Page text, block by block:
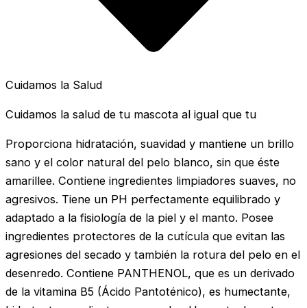
Cuidamos la Salud
Cuidamos la salud de tu mascota al igual que tu
Proporciona hidratación, suavidad y mantiene un brillo
sano y el color natural del pelo blanco, sin que éste
amarillee. Contiene ingredientes limpiadores suaves, no
agresivos. Tiene un PH perfectamente equilibrado y
adaptado a la fisiología de la piel y el manto. Posee
ingredientes protectores de la cutícula que evitan las
agresiones del secado y también la rotura del pelo en el
desenredo. Contiene PANTHENOL, que es un derivado
de la vitamina B5 (Ácido Pantoténico), es humectante,